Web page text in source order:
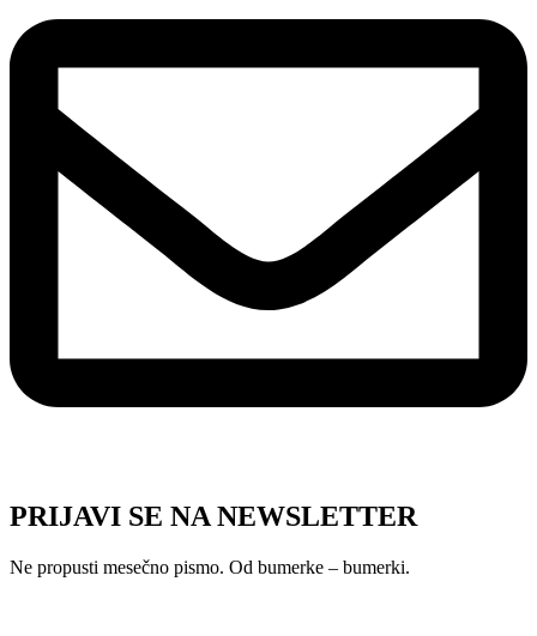
PRIJAVI SE NA NEWSLETTER
Ne propusti mesečno pismo. Od bumerke – bumerki.